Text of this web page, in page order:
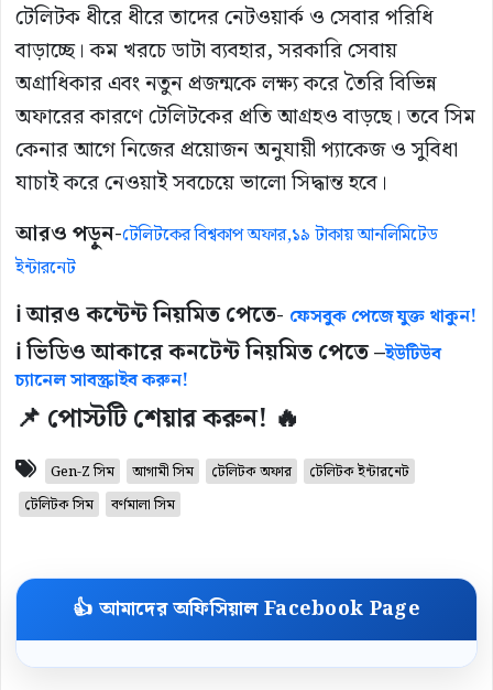
টেলিটক ধীরে ধীরে তাদের নেটওয়ার্ক ও সেবার পরিধি
বাড়াচ্ছে। কম খরচে ডাটা ব্যবহার, সরকারি সেবায়
অগ্রাধিকার এবং নতুন প্রজন্মকে লক্ষ্য করে তৈরি বিভিন্ন
অফারের কারণে টেলিটকের প্রতি আগ্রহও বাড়ছে। তবে সিম
কেনার আগে নিজের প্রয়োজন অনুযায়ী প্যাকেজ ও সুবিধা
যাচাই করে নেওয়াই সবচেয়ে ভালো সিদ্ধান্ত হবে।
আরও পড়ুন-টেলিটকের বিশ্বকাপ অফার,১৯ টাকায় আনলিমিটেড
ইন্টারনেট
ℹ️ আরও কন্টেন্ট নিয়মিত পেতে- ফেসবুক পেজে যুক্ত থাকুন!
ℹ️ ভিডিও আকারে কনটেন্ট নিয়মিত পেতে –ইউটিউব
চ্যানেল সাবস্ক্রাইব করুন!
📌 পোস্টটি শেয়ার করুন! 🔥
Gen-Z সিম আগামী সিম টেলিটক অফার
টেলিটক ইন্টারনেট
টেলিটক সিম
বর্ণমালা সিম
👍 আমাদের অফিসিয়াল Facebook Page